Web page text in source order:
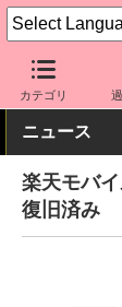
カテゴリ
ケータイ Watch
ニュース
楽天モバ
復旧済み